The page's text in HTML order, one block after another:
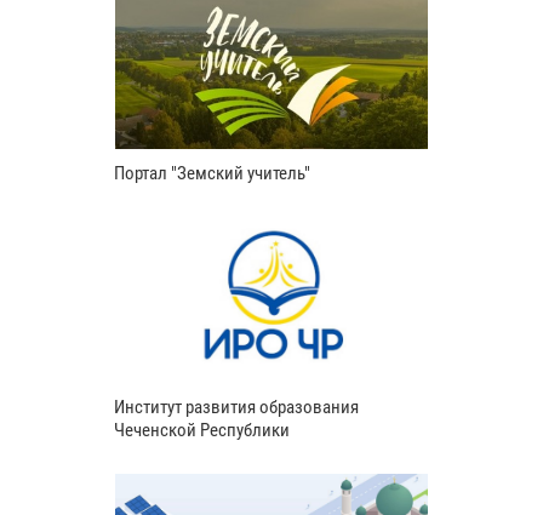
Портал "Земский учитель"
Институт развития образования
Чеченской Республики